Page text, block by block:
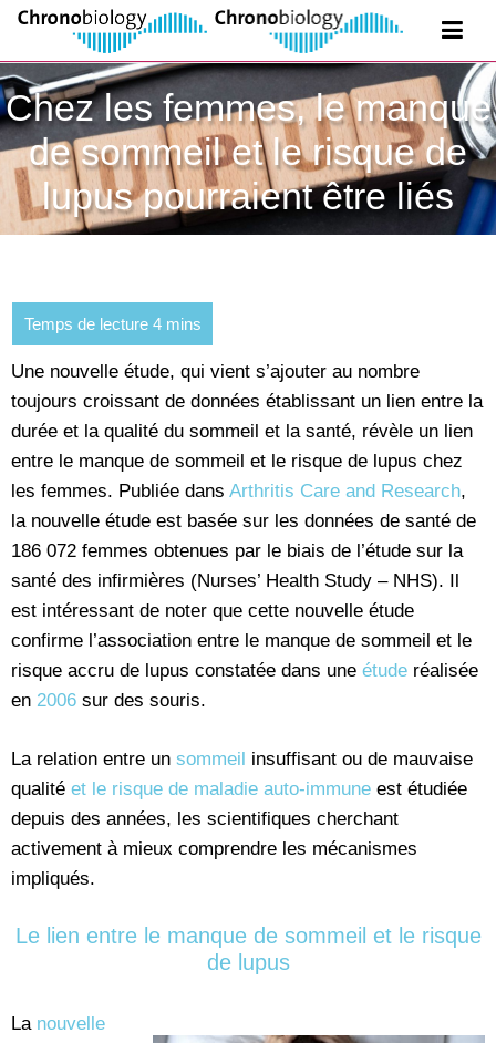
Chez les femmes, le manque
de sommeil et le risque de
lupus pourraient être liés
Une nouvelle étude, qui vient s’ajouter au nombre
toujours croissant de données établissant un lien entre la
durée et la qualité du sommeil et la santé, révèle un lien
entre le manque de sommeil et le risque de lupus chez
les femmes. Publiée dans Arthritis Care and Research,
la nouvelle étude est basée sur les données de santé de
186 072 femmes obtenues par le biais de l’étude sur la
santé des infirmières (Nurses’ Health Study – NHS). Il
est intéressant de noter que cette nouvelle étude
confirme l’association entre le manque de sommeil et le
risque accru de lupus constatée dans une étude réalisée
en 2006 sur des souris.
La relation entre un sommeil insuffisant ou de mauvaise
qualité et le risque de maladie auto-immune est étudiée
depuis des années, les scientifiques cherchant
activement à mieux comprendre les mécanismes
impliqués.
Le lien entre le manque de sommeil et le risque
de lupus
La nouvelle